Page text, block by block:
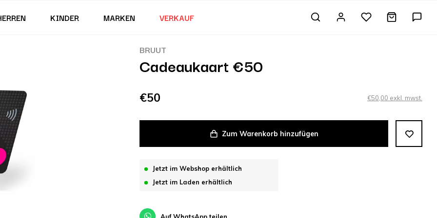
KINDER MARKEN VERKAUF
BRUUT
Cadeaukaart €50
€50 €50,00 exkl. mwst.
Zum Warenkorb hinzufügen
Jetzt im Webshop erhältlich
Jetzt im Laden erhältlich
Auf WhatsApp teilen